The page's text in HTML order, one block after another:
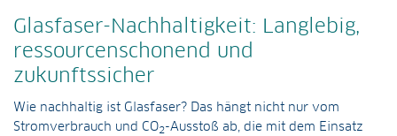
Glasfaser-Nachhaltigkeit: Langlebig,
ressourcenschonend und
zukunftssicher
Wie nachhaltig ist Glasfaser? Das hängt nicht nur vom
Stromverbrauch und CO2-Ausstoß ab, die mit dem Einsatz